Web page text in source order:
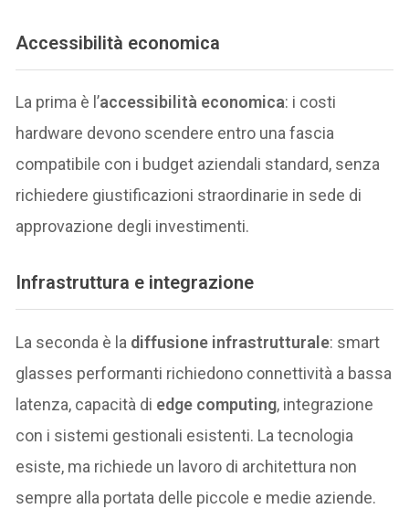
Accessibilità economica
La prima è l’accessibilità economica: i costi
hardware devono scendere entro una fascia
compatibile con i budget aziendali standard, senza
richiedere giustificazioni straordinarie in sede di
approvazione degli investimenti.
Infrastruttura e integrazione
La seconda è la diffusione infrastrutturale: smart
glasses performanti richiedono connettività a bassa
latenza, capacità di edge computing, integrazione
con i sistemi gestionali esistenti. La tecnologia
esiste, ma richiede un lavoro di architettura non
sempre alla portata delle piccole e medie aziende.